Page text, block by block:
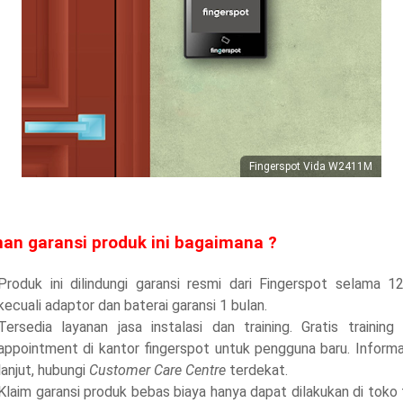
Fingerspot Vida W2411M
garansi produk ini bagaimana ?
ini dilindungi garansi resmi dari Fingerspot selama
adaptor dan baterai garansi 1 bulan.
layanan jasa instalasi dan training. Gratis training
di kantor fingerspot untuk pengguna baru.
hubungi Customer Care Centre terdekat.
garansi produk bebas biaya hanya dapat dilakukan di